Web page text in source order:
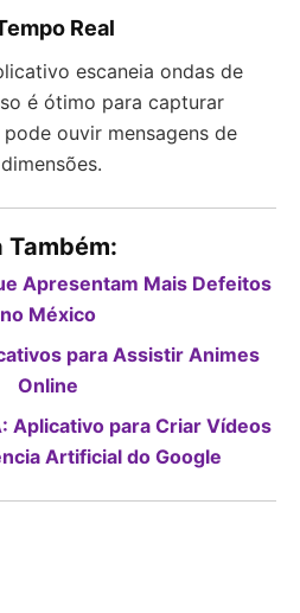
Real
escaneia ondas de
é ótimo para capturar
ouvir mensagens de
Também:
Apresentam Mais Defeitos
no México
para Assistir Animes
Online
Aplicativo para Criar Vídeos
Artificial do Google